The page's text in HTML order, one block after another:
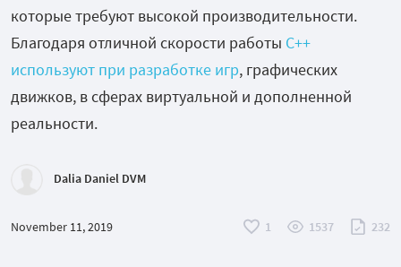
которые требуют высокой производительности.
Благодаря отличной скорости работы C++
используют при разработке игр, графических
движков, в сферах виртуальной и дополненной
реальности.
Dalia Daniel DVM
November 11, 2019 1 1537 232